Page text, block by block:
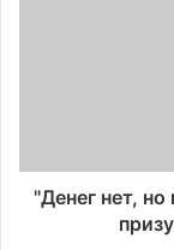
"Денег нет,